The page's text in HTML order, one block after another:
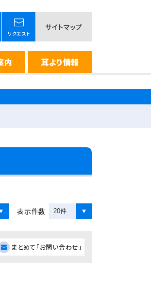
リクエスト
サイトマップ
内 耳より情報
表示件数
まとめて「お問い合わせ」